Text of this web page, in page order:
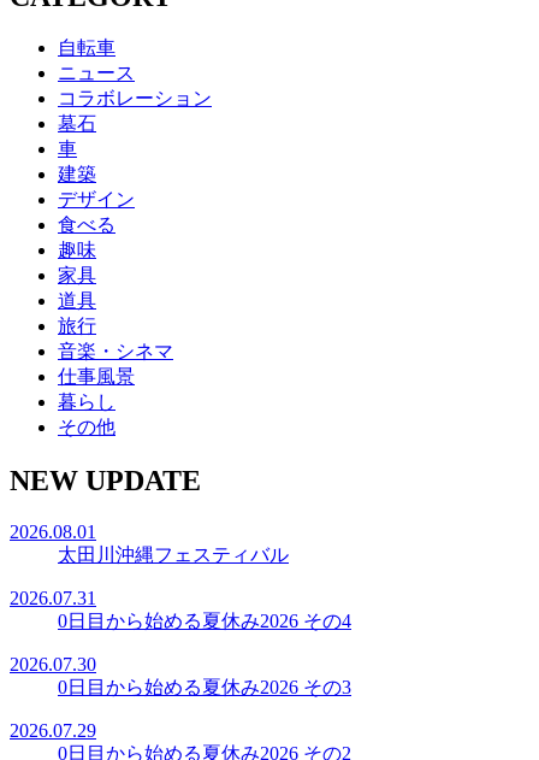
自転車
ニュース
コラボレーション
墓石
車
建築
デザイン
食べる
趣味
家具
道具
旅行
音楽・シネマ
仕事風景
暮らし
その他
NEW UPDATE
2026.08.01
太田川沖縄フェスティバル
2026.07.31
0日目から始める夏休み2026 その4
2026.07.30
0日目から始める夏休み2026 その3
2026.07.29
0日目から始める夏休み2026 その2